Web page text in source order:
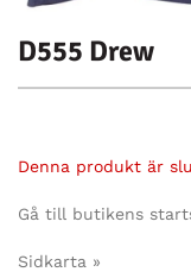
D555 Drew
Denna produkt är
Gå till butikens
Sidkarta »